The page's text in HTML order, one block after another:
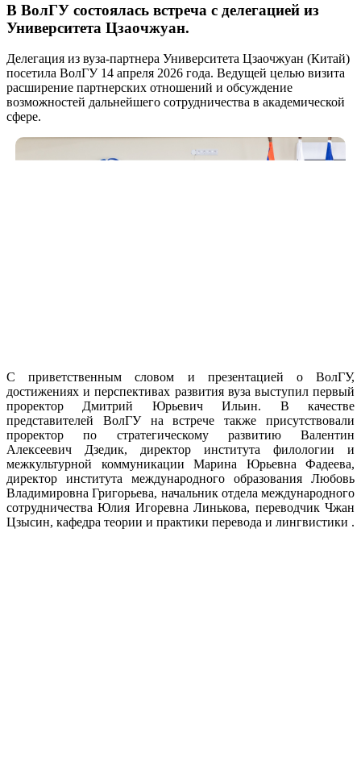
В ВолГУ состоялась встреча с делегацией из
Университета Цзаочжуан.
Делегация из вуза-партнера Университета Цзаочжуан (Китай)
посетила ВолГУ 14 апреля 2026 года. Ведущей целью визита
расширение партнерских отношений и обсуждение
возможностей дальнейшего сотрудничества в академической
сфере.
С приветственным словом и презентацией о ВолГУ,
достижениях и перспективах развития вуза выступил первый
проректор Дмитрий Юрьевич Ильин. В качестве
представителей ВолГУ на встрече также присутствовали
проректор по стратегическому развитию Валентин
Алексеевич Дзедик, директор института филологии и
межкультурной коммуникации Марина Юрьевна Фадеева,
директор института международного образования Любовь
Владимировна Григорьева, начальник отдела международного
сотрудничества Юлия Игоревна Линькова, переводчик Чжан
Цзысин, кафедра теории и практики перевода и лингвистики .